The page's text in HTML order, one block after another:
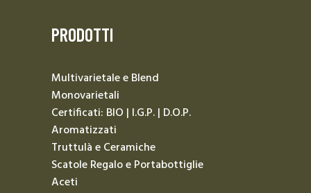
PRODOTTI
Multivarietale e Blend
Monovarietali
Certificati: BIO | I.G.P. | D.O.P.
Aromatizzati
Truttulà e Ceramiche
Scatole Regalo e Portabottiglie
Aceti